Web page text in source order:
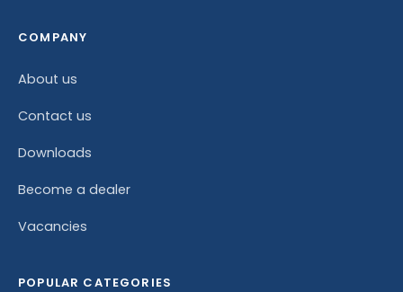
COMPANY
About us
Contact us
Downloads
Become a dealer
Vacancies
POPULAR CATEGORIES